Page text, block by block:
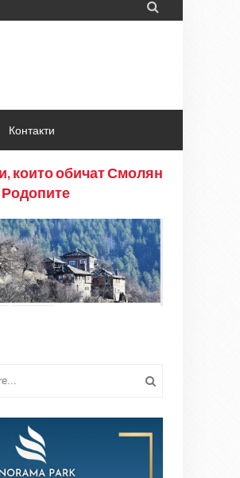

Контакти
които обичат Смолян
Родопите